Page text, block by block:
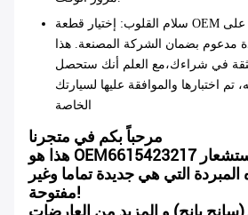
سلام القلوب: إختيار قطعة OEM أصلية تعني أنك تحصل على
مدعوم بضمان الشركة المصنعة. هذا
في شراءك،مع العلم أنك ستحصل
اختبارها والموافقة عليها لسيارتك
الخاصة
مرحباً بكم في متجرنا
هذا هو OEM6615423217 الأصلي جهاز استشعار
المبردة التي هي جديدة تماما وغير
مفتوحة!
(سانج يانج) و المزيد من العارضات